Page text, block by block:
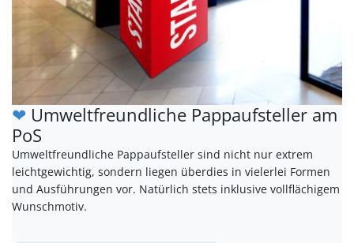
❤ Umweltfreundliche Pappaufsteller am
PoS
Umweltfreundliche Pappaufsteller sind nicht nur extrem
leichtgewichtig, sondern liegen überdies in vielerlei Formen
und Ausführungen vor. Natürlich stets inklusive vollflächigem
Wunschmotiv.